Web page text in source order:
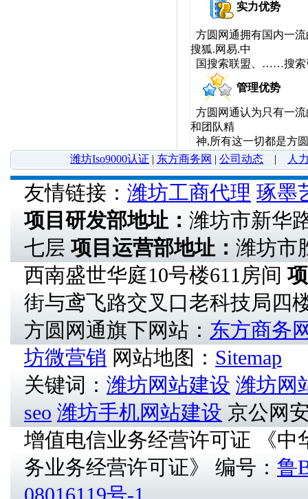
实力优势
方圆网通拥有国内一流
搜狐.网易.中
国搜索联盟、……搜索
管理优势
方圆网通认为只有一
和团队精
神,所有这一切都是方
潍坊Iso9000认证 | 东方商务网 | 公司动态 | 人
友情链接： 潍坊工商代理 琢墨
项目研发部地址： 潍坊市新华
七层 项目运营部地址： 潍坊市
西南盛世华庭10号楼611房间
街与鸢飞路交叉口老科技局四
方圆网通旗下网站： 东方商务
坊微营销 网站地图： Sitemap
关键词： 潍坊网站建设 潍坊网
seo 潍坊手机网站建设 京公网
增值电信业务经营许可证 《中
务业务经营许可证》 编号： 鲁